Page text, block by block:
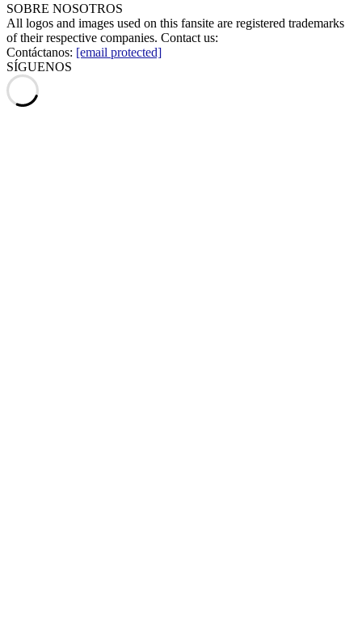
SOBRE NOSOTROS
All logos and images used on this fansite are registered trademarks
of their respective companies. Contact us:
Contáctanos: [email protected]
SÍGUENOS